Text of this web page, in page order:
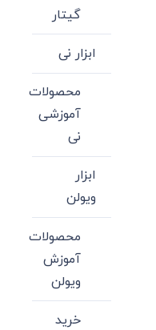
گیتار
ابزار نی
محصولات
آموزشی
نی
ابزار
ویولن
محصولات
آموزش
ویولن
خرید